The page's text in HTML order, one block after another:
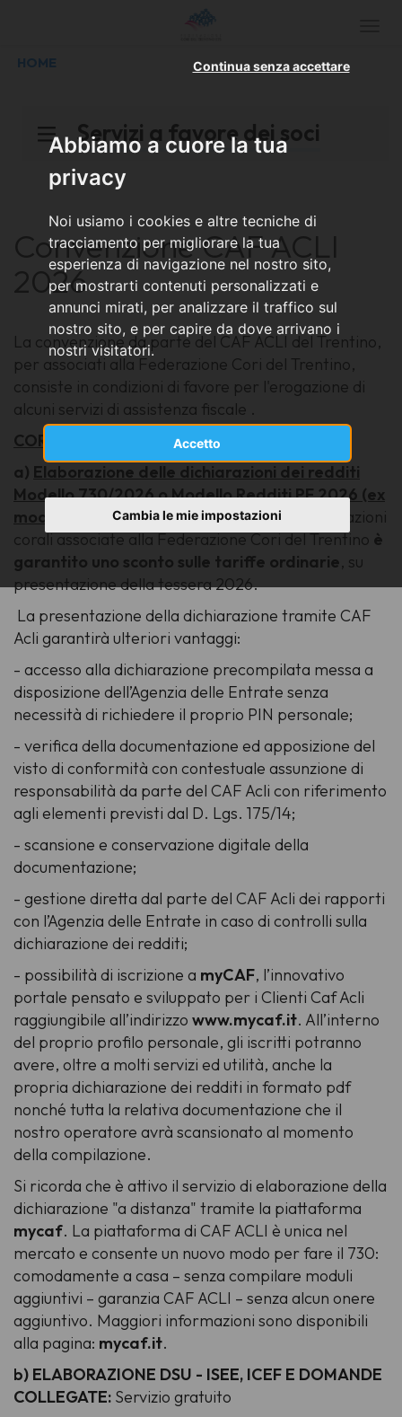
Abbiamo a cuore la tua
privacy
Noi usiamo i cookies e altre tecniche di
tracciamento per migliorare la tua
esperienza di navigazione nel nostro sito,
per mostrarti contenuti personalizzati e
annunci mirati, per analizzare il traffico sul
nostro sito, e per capire da dove arrivano i
nostri visitatori.
Accetto
Continua senza accettare
Cambia le mie impostazioni
HOME
Servizi a favore dei soci
Convenzione CAF ACLI
2026
La convenzione da parte del CAF ACLI del Trentino,
per associati alla Federazione Cori del Trentino,
consiste in condizioni di favore per l'erogazione di
alcuni servizi di assistenza fiscale .
CORISTI
a) Elaborazione delle dichiarazioni dei redditi
Modello 730/2026 o Modello Redditi PF 2026 (ex
mod. Unico)
per i coristi appartenenti a formazioni
corali associate alla Federazione Cori del Trentino è
garantito uno sconto sulle tariffe ordinarie, su
presentazione della tessera 2026.
La presentazione della dichiarazione tramite CAF
Acli garantirà ulteriori vantaggi:
- accesso alla dichiarazione precompilata messa a
disposizione dell’Agenzia delle Entrate senza
necessità di richiedere il proprio PIN personale;
- verifica della documentazione ed apposizione del
visto di conformità con contestuale assunzione di
responsabilità da parte del CAF Acli con riferimento
agli elementi previsti dal D. Lgs. 175/14;
- scansione e conservazione digitale della
documentazione;
- gestione diretta dal parte del CAF Acli dei rapporti
con l’Agenzia delle Entrate in caso di controlli sulla
dichiarazione dei redditi;
- possibilità di iscrizione a myCAF, l’innovativo
portale pensato e sviluppato per i Clienti Caf Acli
raggiungibile all’indirizzo www.mycaf.it. All’interno
del proprio profilo personale, gli iscritti potranno
avere, oltre a molti servizi ed utilità, anche la
propria dichiarazione dei redditi in formato pdf
nonché tutta la relativa documentazione che il
nostro operatore avrà scansionato al momento
della compilazione.
Si ricorda che è attivo il servizio di elaborazione della
dichiarazione "a distanza" tramite la piattaforma
mycaf. La piattaforma di CAF ACLI è unica nel
mercato e consente un nuovo modo per fare il 730:
comodamente a casa – senza compilare moduli
aggiuntivi – garanzia CAF ACLI – senza alcun onere
aggiuntivo. Maggiori informazioni sono disponibili
alla pagina: mycaf.it.
b) ELABORAZIONE DSU - ISEE, ICEF E DOMANDE
COLLEGATE: Servizio gratuito